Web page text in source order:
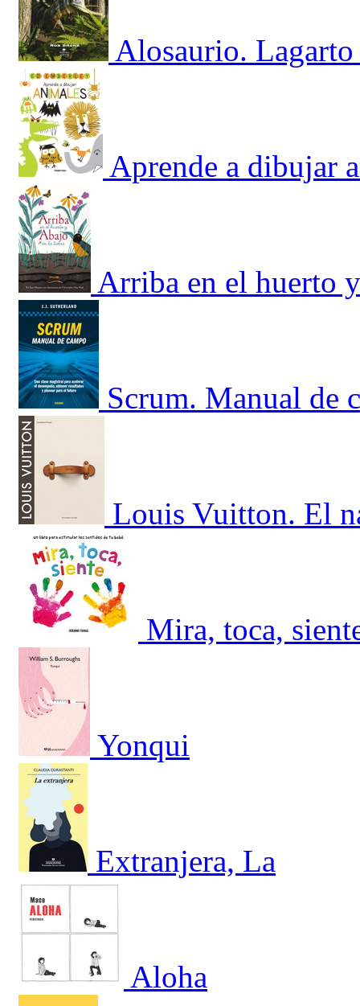
Alosaurio.
Aprende a dibujar
Arriba en el huerto
Scrum. Manual de
Louis Vuitton. El
Mira, toca,
Yonqui
Extranjera, La
Aloha